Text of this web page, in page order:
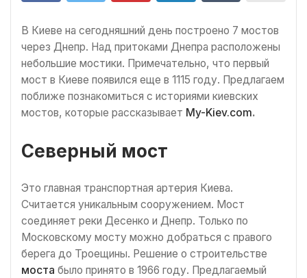
В Киеве на сегодняшний день построено 7 мостов
через Днепр. Над притоками Днепра расположены
небольшие мостики. Примечательно, что первый
мост в Киеве появился еще в 1115 году. Предлагаем
поближе познакомиться с историями киевских
мостов, которые рассказывает My-Kiev.com.
Северный мост
Это главная транспортная артерия Киева.
Считается уникальным сооружением. Мост
соединяет реки Десенко и Днепр. Только по
Московскому мосту можно добраться с правого
берега до Троещины. Решение о строительстве
моста было принято в 1966 году. Предлагаемый